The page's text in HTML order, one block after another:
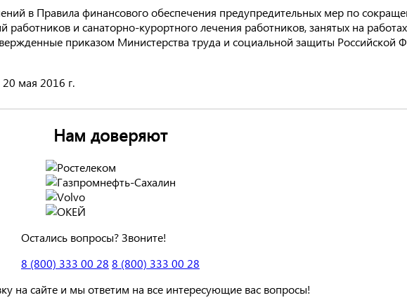
в Правила финансового обеспечения предупредительных мер по
работников и санаторно-курортного лечения работников, занятых на
приказом Министерства труда и социальной защиты Российской
мая 2016 г.
Нам доверяют
Остались вопросы? Звоните!
8 (800) 333 00 28 8 (800) 333 00 28
на сайте и мы ответим на все интересующие вас вопросы!